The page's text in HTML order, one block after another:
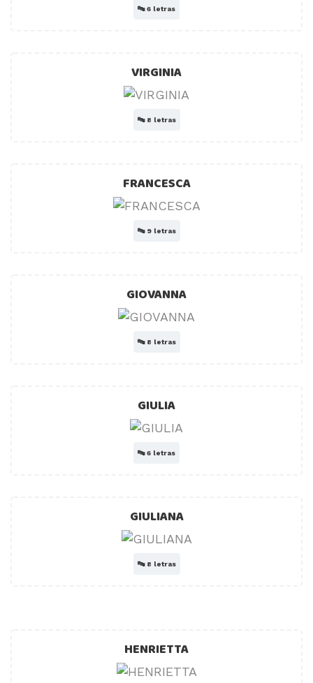
🔤6 letras
VIRGINIA
🔤 8 letras
FRANCESCA
🔤 9 letras
GIOVANNA
🔤 8 letras
GIULIA
🔤6 letras
GIULIANA
🔤 8 letras
HENRIETTA